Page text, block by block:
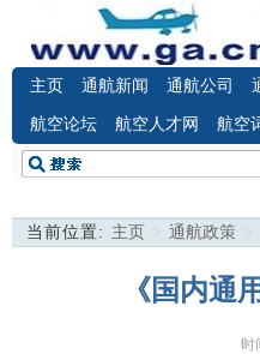
主页 通航新闻 通航公司
航空论坛 航空人才网 航空
当前位置: 主页 > 通航政策 >
《国内通
时